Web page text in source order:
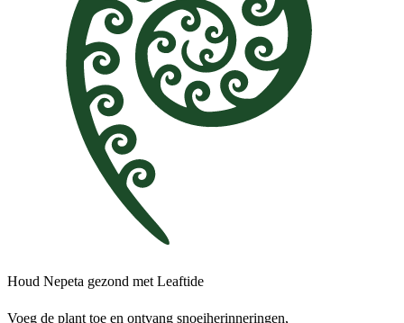
Houd Nepeta gezond met Leaftide
Voeg de plant toe en ontvang snoeiherinneringen,